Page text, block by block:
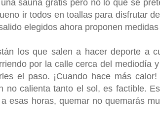
sauna gratis pero no lo que se
ir todos en toallas para disfrutar
elegidos ahora proponen
los que salen a hacer deporte a
por la calle cerca del mediodía
el paso. ¡Cuando hace más
no calienta tanto el sol, es factible.
esas horas, quemar no quemarás